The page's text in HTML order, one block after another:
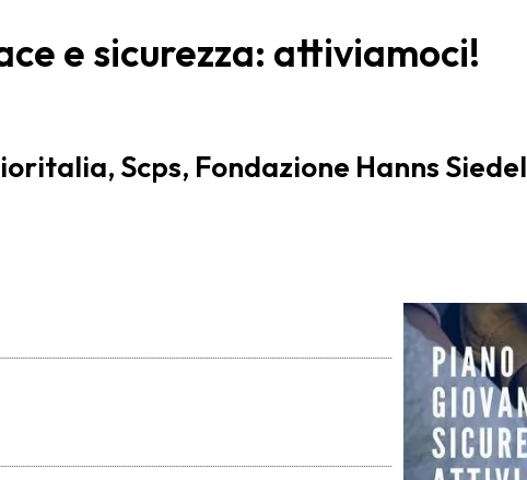
e sicurezza: attiviamoci!
Scps, Fondazione Hanns